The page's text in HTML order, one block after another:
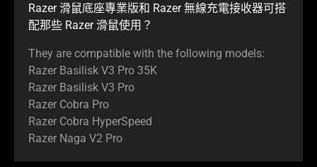
Razer 滑鼠底座專業版和 Razer 無線充電接收器可搭
配那些 Razer 滑鼠使用 ？
They are compatible with the following models:
Razer Basilisk V3 Pro 35K
Razer Basilisk V3 Pro
Razer Cobra Pro
Razer Cobra HyperSpeed
Razer Naga V2 Pro